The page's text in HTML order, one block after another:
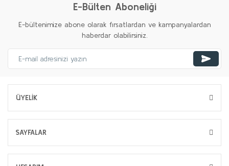
E-Bülten Aboneliği
E-bültenimize abone olarak fırsatlardan ve kampanyalardan
haberdar olabilirsiniz.
ÜYELİK
SAYFALAR